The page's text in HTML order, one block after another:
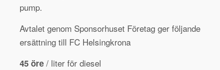
pump.
Avtalet genom Sponsorhuset Företag ger följande
ersättning till FC Helsingkrona
45 öre / liter för diesel